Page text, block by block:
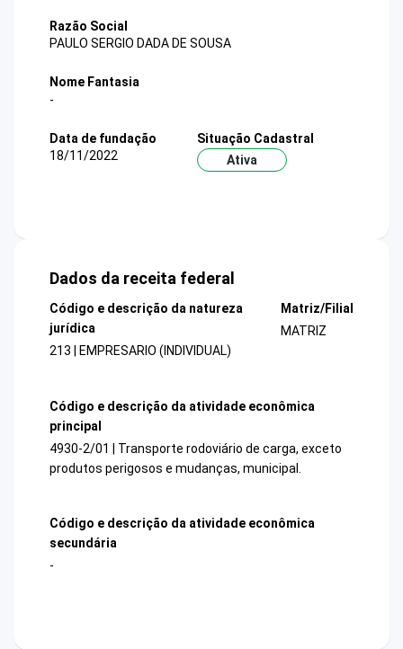
Razão Social
PAULO SERGIO DADA DE SOUSA
Nome Fantasia
-
Data de fundação
18/11/2022
Situação Cadastral
Ativa
Dados da receita federal
Código e descrição da natureza
jurídica
213 | EMPRESARIO (INDIVIDUAL)
Matriz/Filial
MATRIZ
Código e descrição da atividade econômica
principal
4930-2/01 | Transporte rodoviário de carga, exceto
produtos perigosos e mudanças, municipal.
Código e descrição da atividade econômica
secundária
-